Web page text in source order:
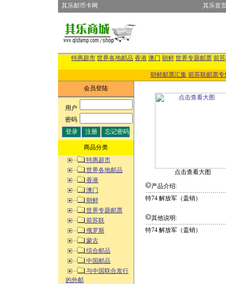
其乐邮币卡网 其乐首
特惠超市 世界各地邮品 香港 澳门 朝鲜 世界专题邮票 前
朝鲜邮票汇集 前苏联邮票专
会员登陆
用户:
密码:
商品分类
特惠超市
世界各地邮品
香港
澳门
朝鲜
世界专题邮票
前苏联
俄罗斯
蒙古
综合邮品
中国邮品
与中国联合发行
的外邮
点击查看大图
产品介绍:
特74 解放军（盖销）
其他说明:
特74 解放军（盖销）